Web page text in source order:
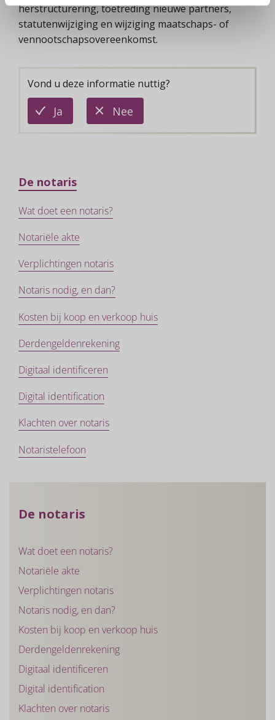
herstructurering, toetreding nieuwe partners,
statutenwijziging en wijziging maatschaps- of
vennootschapsovereenkomst.
Vond u deze informatie nuttig?
Ja
informatie
Needeze
informatie
is
De notaris
Wat doet een notaris?
Notariële akte
Verplichtingen notaris
Notaris nodig, en dan?
Kosten bij koop en verkoop huis
Derdengeldenrekening
Digitaal identificeren
Digital identification
Klachten over notaris
Notaristelefoon
De notaris
Wat doet een notaris?
Notariële akte
Verplichtingen notaris
Notaris nodig, en dan?
Kosten bij koop en verkoop huis
Derdengeldenrekening
Digitaal identificeren
Digital identification
Klachten over notaris